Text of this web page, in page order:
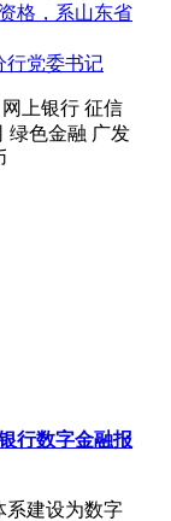
格，系山东省
行党委书记
网上银行 征信
绿色金融 广发
行数字金融报
系建设为数字